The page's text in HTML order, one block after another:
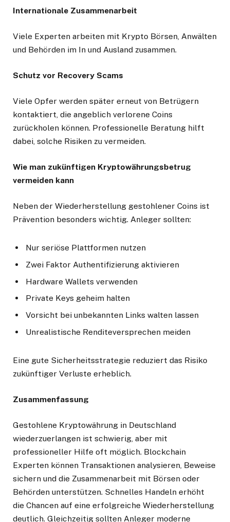
Internationale Zusammenarbeit
Viele Experten arbeiten mit Krypto Börsen, Anwälten
und Behörden im In und Ausland zusammen.
Schutz vor Recovery Scams
Viele Opfer werden später erneut von Betrügern
kontaktiert, die angeblich verlorene Coins
zurückholen können. Professionelle Beratung hilft
dabei, solche Risiken zu vermeiden.
Wie man zukünftigen Kryptowährungsbetrug
vermeiden kann
Neben der Wiederherstellung gestohlener Coins ist
Prävention besonders wichtig. Anleger sollten:
Nur seriöse Plattformen nutzen
Zwei Faktor Authentifizierung aktivieren
Hardware Wallets verwenden
Private Keys geheim halten
Vorsicht bei unbekannten Links walten lassen
Unrealistische Renditeversprechen meiden
Eine gute Sicherheitsstrategie reduziert das Risiko
zukünftiger Verluste erheblich.
Zusammenfassung
Gestohlene Kryptowährung in Deutschland
wiederzuerlangen ist schwierig, aber mit
professioneller Hilfe oft möglich. Blockchain
Experten können Transaktionen analysieren, Beweise
sichern und die Zusammenarbeit mit Börsen oder
Behörden unterstützen. Schnelles Handeln erhöht
die Chancen auf eine erfolgreiche Wiederherstellung
deutlich. Gleichzeitig sollten Anleger moderne